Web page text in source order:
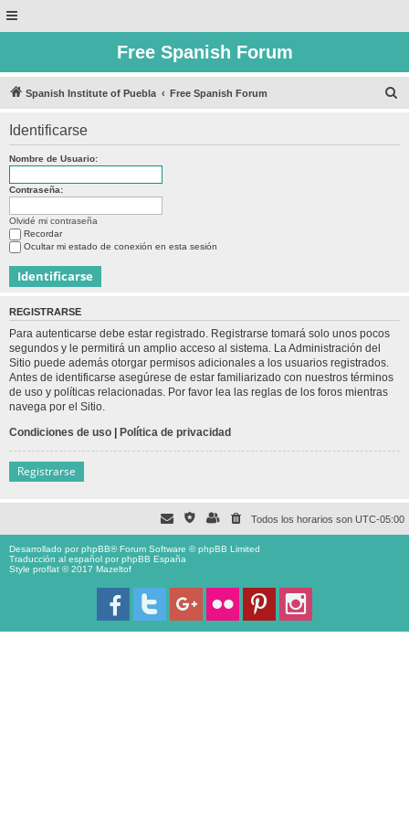
Free Spanish Forum
Spanish Institute of Puebla Free Spanish Forum
Identificarse
Nombre de Usuario:
Contraseña:
Olvidé mi contraseña
Recordar
Ocultar mi estado de conexión en esta sesión
REGISTRARSE
Para autenticarse debe estar registrado. Registrarse tomará solo unos pocos
segundos y le permitirá un amplio acceso al sistema. La Administración del
Sitio puede además otorgar permisos adicionales a los usuarios registrados.
Antes de identificarse asegúrese de estar familiarizado con nuestros términos
de uso y políticas relacionadas. Por favor lea las reglas de los foros mientras
navega por el Sitio.
Condiciones de uso | Política de privacidad
Registrarse
Todos los horarios son UTC-05:00
Desarrollado porphpBB® Forum Software © phpBB Limited
Traducción al español porphpBB España
Style proflat © 2017 Mazeltof